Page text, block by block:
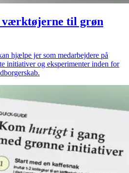
værktøjerne til grøn
hjælpe jer som medarbejdere på
initiativer og eksperimenter inden for